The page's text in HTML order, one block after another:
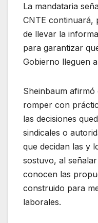
La mandataria
CNTE continuará,
de llevar la
para garantizar
Gobierno lleguen
Sheinbaum
romper con
las decisiones
sindicales o
que decidan las y
sostuvo, al
conocen las
construido para
laborales.